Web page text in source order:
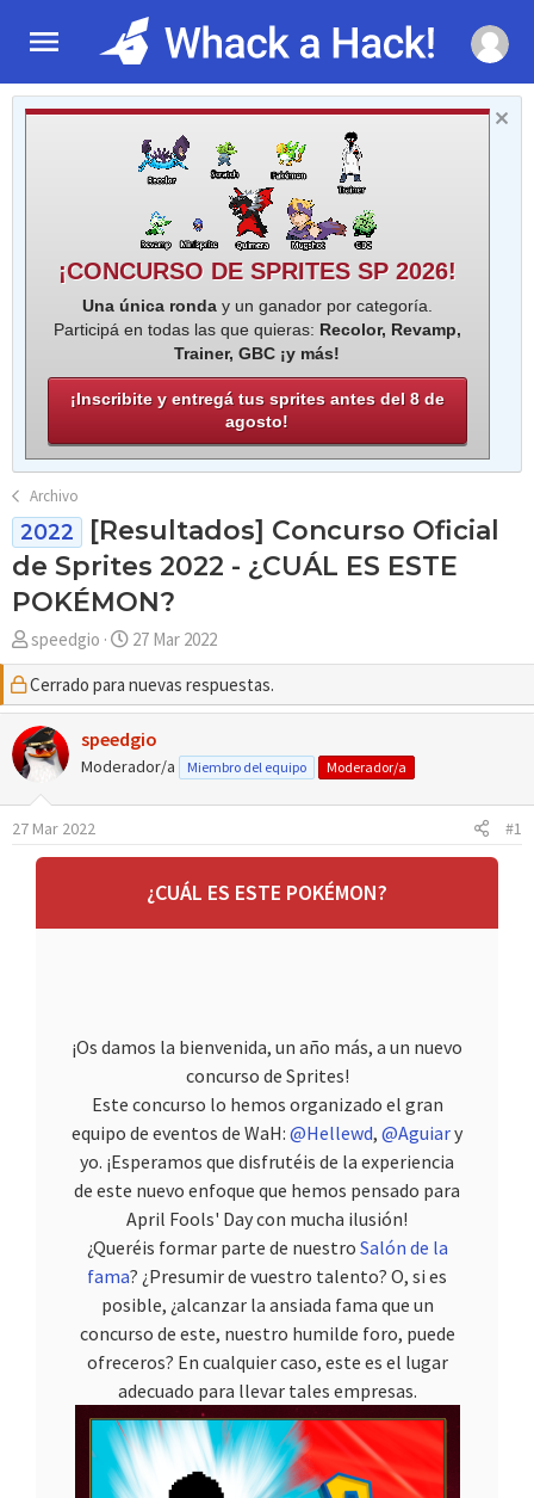
¡CONCURSO DE SPRITES SP 2026!
Una única ronday un ganador por categoría.
Participá en todas las que quieras: Recolor, Revamp,
Trainer, GBC ¡y más!
¡Inscribite y entregá tus sprites antes del 8 de
agosto!
Archivo
2022
[Resultados] Concurso Oficial
de Sprites 2022 - ¿CUÁL ES ESTE
POKÉMON?
A
u
t
o
r
speedgio
F
e
c
h
a
d
i
i
27 Mar 2022
Cerrado para nuevas respuestas.
speedgio
Moderador/a Miembro del equipo Moderador/a
27 Mar 2022 #1
¿CUÁL ES ESTE POKÉMON?
¡Os damos la bienvenida, un año más, a un nuevo
concurso de Sprites!
Este concurso lo hemos organizado el gran
equipo de eventos de WaH: @Hellewd, @Aguiary
yo. ¡Esperamos que disfrutéis de la experiencia
de este nuevo enfoque que hemos pensado para
April Fools' Day con mucha ilusión!
¿Queréis formar parte de nuestro Salón de la
fama? ¿Presumir de vuestro talento? O, si es
posible, ¿alcanzar la ansiada fama que un
concurso de este, nuestro humilde foro, puede
ofreceros? En cualquier caso, este es el lugar
adecuado para llevar tales empresas.